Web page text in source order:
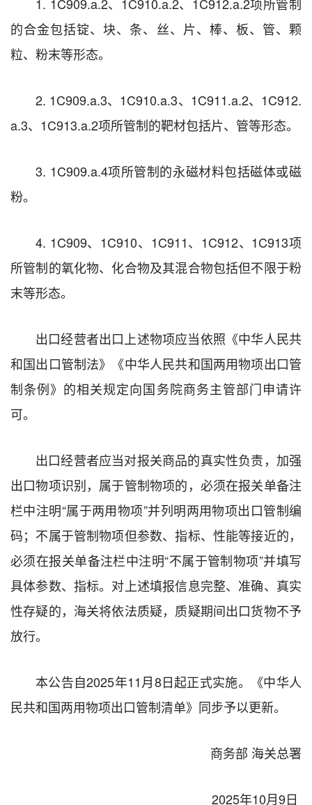
的合金包括锭、块、条、丝、片、棒、板、管、颗
粒、粉末等形态。
2. 1C909.a.3、1C910.a.3、1C911.a.2、1C912.
a.3、1C913.a.2项所管制的靶材包括片、管等形态。
3. 1C909.a.4项所管制的永磁材料包括磁体或磁
粉。
4. 1C909、1C910、1C911、1C912、1C913项
所管制的氧化物、化合物及其混合物包括但不限于粉
末等形态。
出口经营者出口上述物项应当依照《中华人民共
和国出口管制法》《中华人民共和国两用物项出口管
制条例》的相关规定向国务院商务主管部门申请许
可。
出口经营者应当对报关商品的真实性负责，加强
出口物项识别，属于管制物项的，必须在报关单备注
栏中注明“属于两用物项”并列明两用物项出口管制编
码；不属于管制物项但参数、指标、性能等接近的，
必须在报关单备注栏中注明“不属于管制物项”并填写
具体参数、指标。对上述填报信息完整、准确、真实
性存疑的，海关将依法质疑，质疑期间出口货物不予
放行。
本公告自2025年11月8日起正式实施。《中华人
民共和国两用物项出口管制清单》同步予以更新。
商务部 海关总署
2025年10月9日